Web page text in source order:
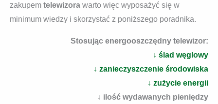
zakupem telewizora warto więc wyposażyć się w
minimum wiedzy i skorzystać z poniższego poradnika.
Stosując energooszczędny telewizor:
↓ ślad węglowy
↓ zanieczyszczenie środowiska
↓ zużycie energii
↓ ilość wydawanych pieniędzy